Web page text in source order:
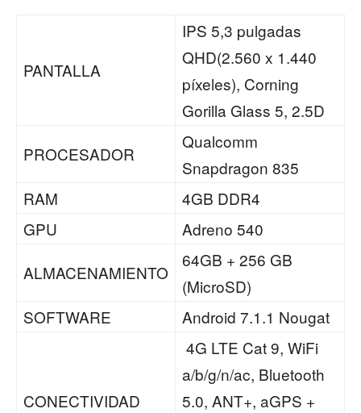
PANTALLA
IPS 5,3 pulgadas
QHD(2.560 x 1.440
píxeles), Corning
Gorilla Glass 5, 2.5D
PROCESADOR
Qualcomm
Snapdragon 835
RAM
4GB DDR4
GPU
Adreno 540
ALMACENAMIENTO
64GB + 256 GB
(MicroSD)
SOFTWARE
Android 7.1.1 Nougat
CONECTIVIDAD
4G LTE Cat 9, WiFi
a/b/g/n/ac, Bluetooth
5.0, ANT+, aGPS +